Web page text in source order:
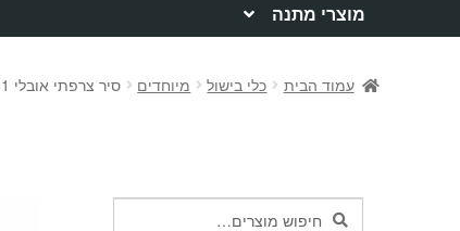
מוצרי מתנה
עמוד הבית כלי בישול מיוחדים סיר צרפתי אובלי 7.1 ליטר מיציקת ברזל Chasseur קוטר 33 ס"מ
חיפושחיפוש